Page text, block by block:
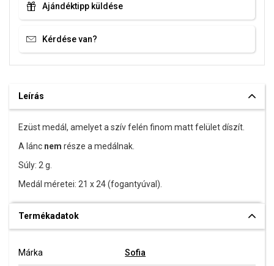
Ajándéktipp küldése
Kérdése van?
Leírás
Ezüst medál, amelyet a szív felén finom matt felület díszít.
A lánc nem része a medálnak.
Súly: 2 g.
Medál méretei: 21 x 24 (fogantyúval).
Termékadatok
Márka Sofia